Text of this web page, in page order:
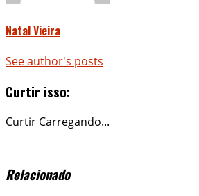
Natal Vieira
See author's posts
Curtir isso:
Curtir Carregando...
Relacionado